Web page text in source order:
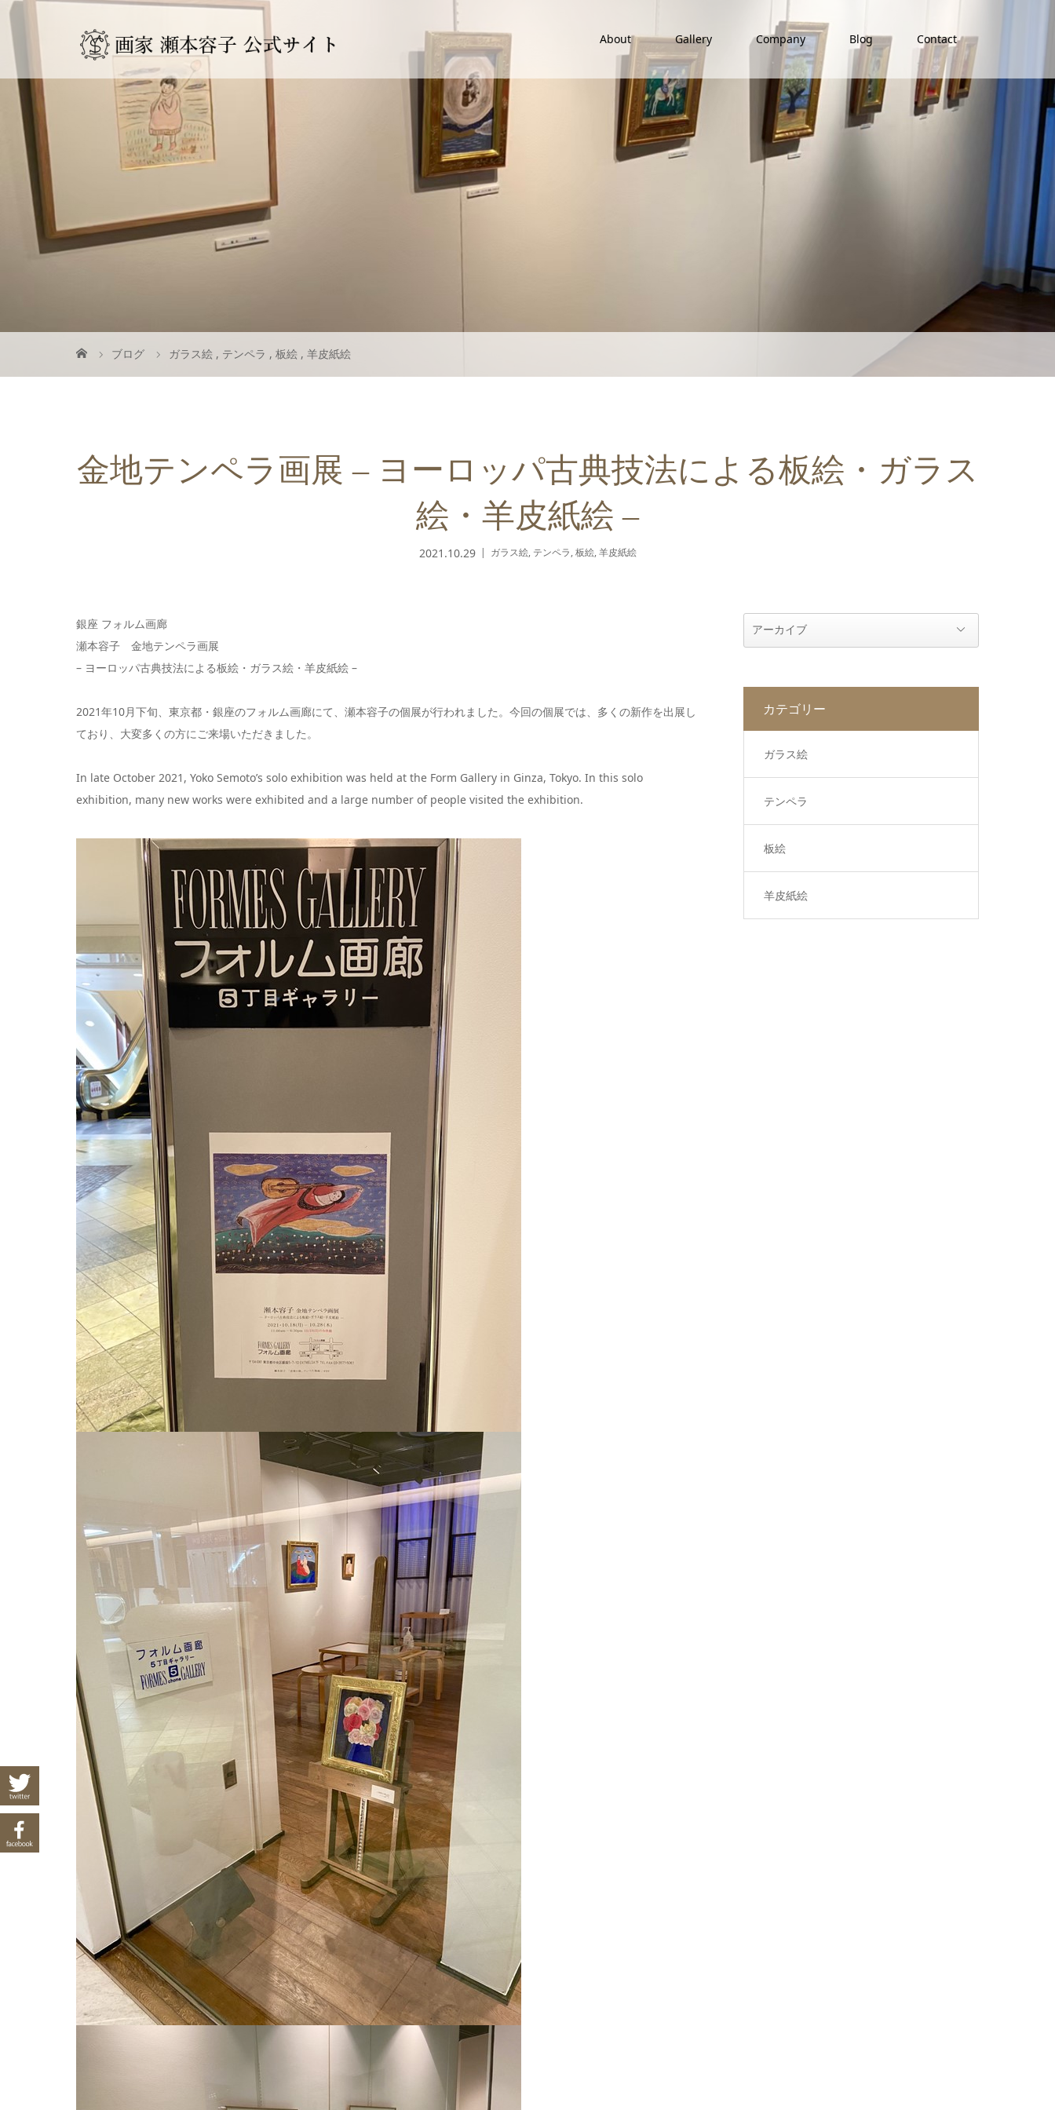
About Gallery Company Blog Contact
ブログ ガラス絵 , テンペラ , 板絵 , 羊皮紙絵
金地テンペラ画展 – ヨーロッパ古典技法による板絵・ガラス
絵・羊皮紙絵 –
2021.10.29 ガラス絵, テンペラ,板絵,羊皮紙絵
銀座 フォルム画廊
瀬本容子 金地テンペラ画展
– ヨーロッパ古典技法による板絵・ガラス絵・羊皮紙絵 –
2021年10月下旬、東京都・銀座のフォルム画廊にて、瀬本容子の個展が行われました。今回の個展では、多くの新作を出展し
ており、大変多くの方にご来場いただきました。
In late October 2021, Yoko Semoto’s solo exhibition was held at the Form Gallery in Ginza, Tokyo. In this solo
exhibition, many new works were exhibited and a large number of people visited the exhibition.
カテゴリー
ガラス絵
テンペラ
板絵
羊皮紙絵